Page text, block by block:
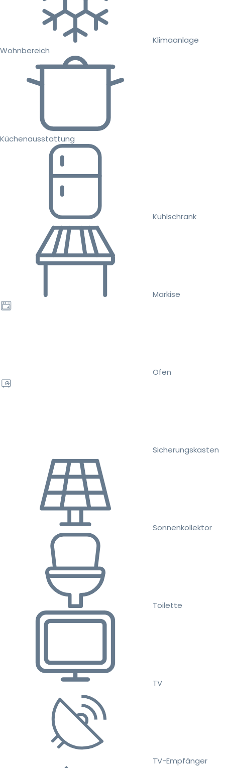
Klimaanlage
Wohnbereich
Küchenausstattung
Kühlschrank
Markise
Ofen
Sicherungskasten
Sonnenkollektor
Toilette
TV
TV-Empfänger